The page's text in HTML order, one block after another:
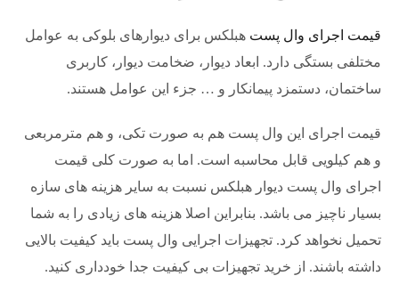
قیمت اجرای وال پست هبلکس برای دیوارهای بلوکی به عوامل
مختلفی بستگی دارد. ابعاد دیوار، ضخامت دیوار، کاربری
ساختمان، دستمزد پیمانکار و … جزء این عوامل هستند.
قیمت اجرای این وال پست هم به صورت تکی، و هم مترمربعی
و هم کیلویی قابل محاسبه است. اما به صورت کلی قیمت
اجرای وال پست دیوار هبلکس نسبت به سایر هزینه های سازه
بسیار ناچیز می باشد. بنابراین اصلا هزینه های زیادی را به شما
تحمیل نخواهد کرد. تجهیزات اجرایی وال پست باید کیفیت بالایی
داشته باشند. از خرید تجهیزات بی کیفیت جدا خودداری کنید.